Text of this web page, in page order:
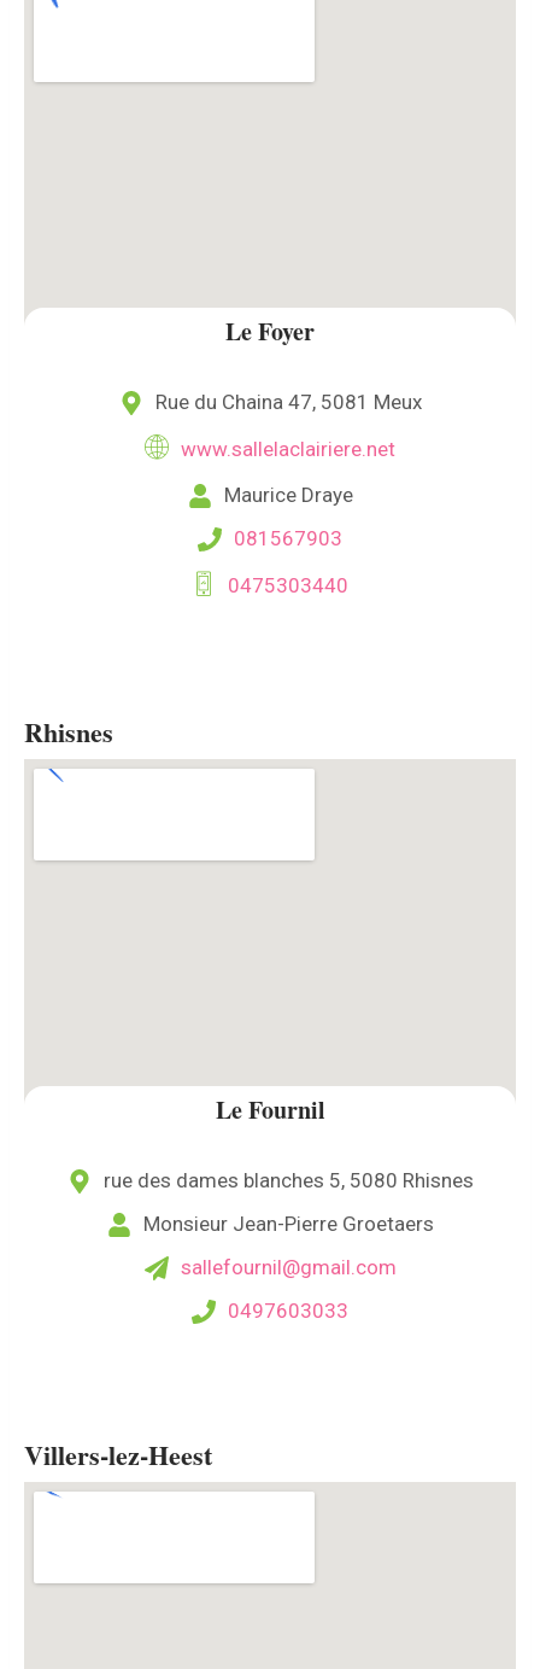
Le Foyer
Rue du Chaina 47, 5081 Meux
www.sallelaclairiere.net
Maurice Draye
081567903
0475303440
Rhisnes
Le Fournil
rue des dames blanches 5, 5080 Rhisnes
Monsieur Jean-Pierre Groetaers
sallefournil@gmail.com
0497603033
Villers-lez-Heest